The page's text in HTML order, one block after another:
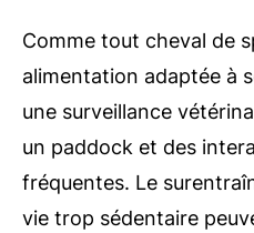
Comme tout cheval de
alimentation adaptée à
une surveillance
un paddock et des
fréquentes. Le
vie trop sédentaire